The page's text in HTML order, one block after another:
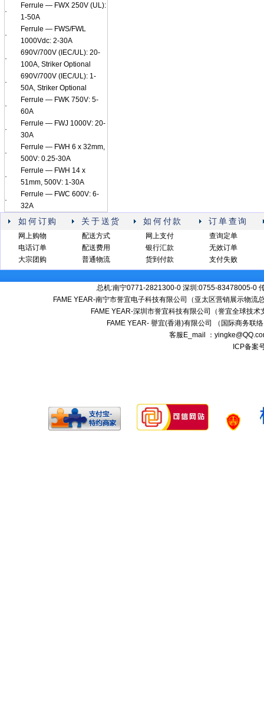
·
Ferrule — FWX 250V (UL):
1-50A
·
Ferrule — FWS/FWL
1000Vdc: 2-30A
·
690V/700V (IEC/UL): 20-
100A, Striker Optional
·
690V/700V (IEC/UL): 1-
50A, Striker Optional
·
Ferrule — FWK 750V: 5-
60A
·
Ferrule — FWJ 1000V: 20-
30A
·
Ferrule — FWH 6 x 32mm,
500V: 0.25-30A
·
Ferrule — FWH 14 x
51mm, 500V: 1-30A
·
Ferrule — FWC 600V: 6-
32A
如何订购 关于送货 如何付款 订单查询
网上购物
电话订单
大宗团购
配送方式
配送费用
普通物流
网上支付
银行汇款
货到付款
查询定单
无效订单
支付失败
总机:南宁0771-2821300-0 深圳:0755-83478005-
FAME YEAR-南宁市誉宜电子科技有限公司（亚太区营销展示物
FAME YEAR-深圳市誉宜科技有限公司（誉宜全球技
FAME YEAR- 譽宜(香港)有限公司 （国际商务联
客服E_mail ：
ICP备案